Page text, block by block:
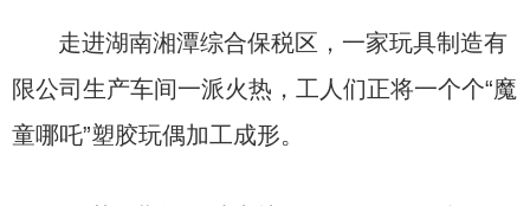
走进湖南湘潭综合保税区，一家玩具制造有
限公司生产车间一派火热，工人们正将一个个“魔
童哪吒”塑胶玩偶加工成形。